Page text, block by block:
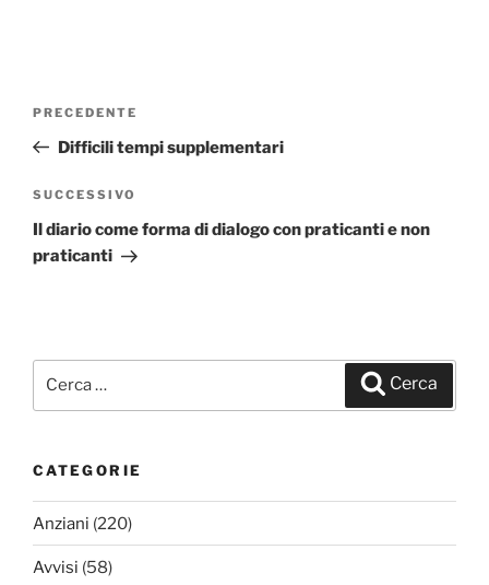
Navigazione
Articolo
precedente:
PRECEDENTE
Difficili tempi supplementari
Articolo
successivo
SUCCESSIVO
Il diario come forma di dialogo con praticanti e non
praticanti
Cerca:
Cerca
CATEGORIE
Anziani (220)
Avvisi (58)